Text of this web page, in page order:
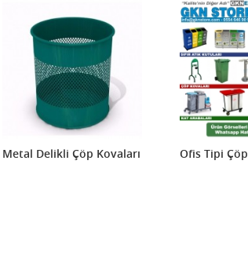
Metal Delikli Çöp Kovaları Ofis Tipi